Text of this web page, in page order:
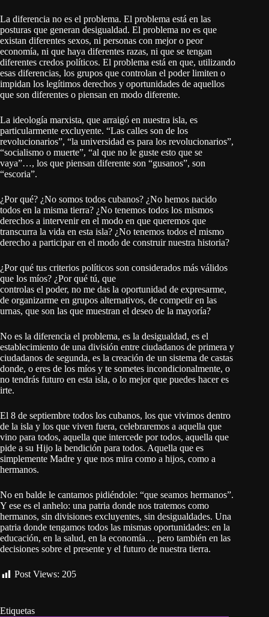
La diferencia no es el problema. El problema está en las
posturas que generan desigualdad. El problema no es que
existan diferentes sexos, ni personas con mejor o peor
economía, ni que haya diferentes razas, ni que se tengan
diferentes credos políticos. El problema está en que, utilizando
esas diferencias, los grupos que controlan el poder limiten o
impidan los legítimos derechos y oportunidades de aquellos
que son diferentes o piensan en modo diferente.
La ideología marxista, que arraigó en nuestra isla, es
particularmente excluyente. “Las calles son de los
revolucionarios”, “la universidad es para los revolucionarios”,
“socialismo o muerte”, “al que no le guste esto que se
vaya”…, los que piensan diferente son “gusanos”, son
“escoria”.
¿Por qué? ¿No somos todos cubanos? ¿No hemos nacido
todos en la misma tierra? ¿No tenemos todos los mismos
derechos a intervenir en el modo en que queremos que
transcurra la vida en esta isla? ¿No tenemos todos el mismo
derecho a participar en el modo de construir nuestra historia?
¿Por qué tus criterios políticos son considerados más válidos
que los míos? ¿Por qué tú, que
controlas el poder, no me das la oportunidad de expresarme,
de organizarme en grupos alternativos, de competir en las
urnas, que son las que muestran el deseo de la mayoría?
No es la diferencia el problema, es la desigualdad, es el
establecimiento de una división entre ciudadanos de primera y
ciudadanos de segunda, es la creación de un sistema de castas
donde, o eres de los míos y te sometes incondicionalmente, o
no tendrás futuro en esta isla, o lo mejor que puedes hacer es
irte.
El 8 de septiembre todos los cubanos, los que vivimos dentro
de la isla y los que viven fuera, celebraremos a aquella que
vino para todos, aquella que intercede por todos, aquella que
pide a su Hijo la bendición para todos. Aquella que es
simplemente Madre y que nos mira como a hijos, como a
hermanos.
No en balde le cantamos pidiéndole: “que seamos hermanos”.
Y ese es el anhelo: una patria donde nos tratemos como
hermanos, sin divisiones excluyentes, sin desigualdades. Una
patria donde tengamos todos las mismas oportunidades: en la
educación, en la salud, en la economía… pero también en las
decisiones sobre el presente y el futuro de nuestra tierra.
Post Views: 205
Etiquetas